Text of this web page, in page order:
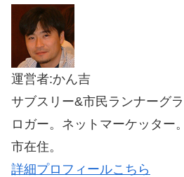
運営者:かん吉
サブスリー&市民ランナーグ
ロガー。ネットマーケッター
市在住。
詳細プロフィールこちら